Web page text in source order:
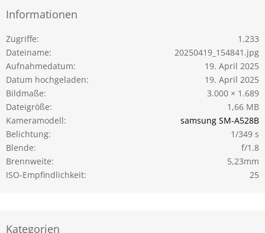
Informationen
Zugriffe
1.233
Dateiname
20250419_154841.jpg
Aufnahmedatum
19. April 2025
Datum hochgeladen
19. April 2025
Bildmaße
3.000 × 1.689
Dateigröße
1,66 MB
Kameramodell
samsung SM-A528B
Belichtung
1/349 s
Blende
f/1.8
Brennweite
5,23mm
ISO-Empfindlichkeit
25
Kategorien